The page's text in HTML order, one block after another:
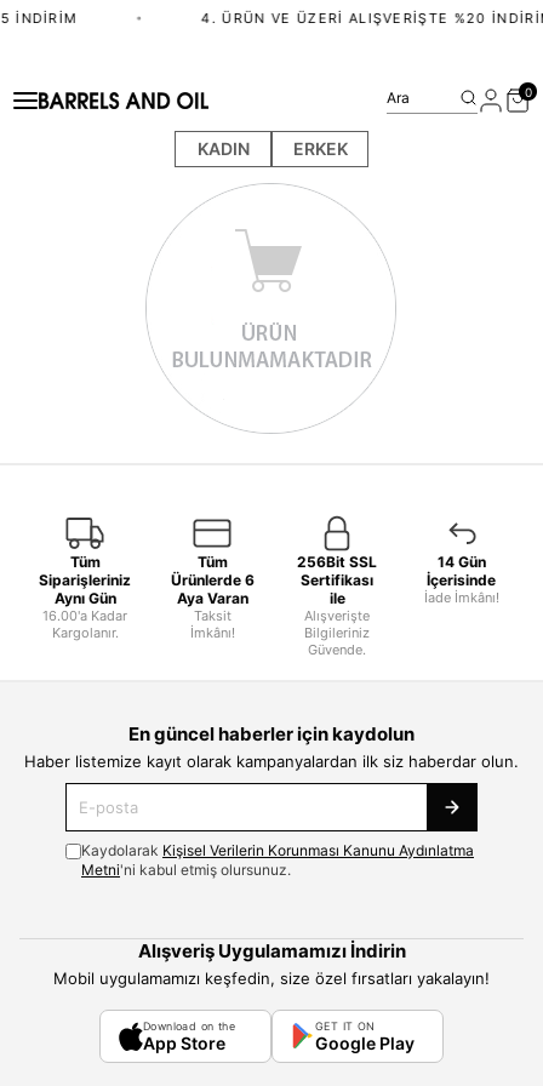
İNDIRIM • 4. ÜRÜN VE ÜZERI ALIŞVERIŞTE %20
KADIN ERKEK
Ara 0
Tüm
Siparişleriniz
Aynı Gün
16.00'a Kadar
Kargolanır.
Tüm
Ürünlerde 6
Aya Varan
Taksit
İmkânı!
256Bit SSL
Sertifikası
ile
Alışverişte
Bilgileriniz
Güvende.
14 Gün
İçerisinde
İade İmkânı!
En güncel haberler için kaydolun
Haber listemize kayıt olarak kampanyalardan ilk siz haberdar olun.
Kaydolarak Kişisel Verilerin Korunması Kanunu Aydınlatma
Metni'ni kabul etmiş olursunuz.
Alışveriş Uygulamamızı İndirin
Mobil uygulamamızı keşfedin, size özel fırsatları yakalayın!
Download on the
App Store
GET IT ON
Google Play